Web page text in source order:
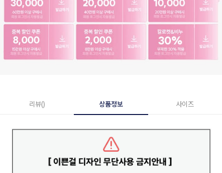
리뷰() 상품정보 사이즈